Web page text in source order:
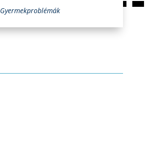
Gyermekproblémák